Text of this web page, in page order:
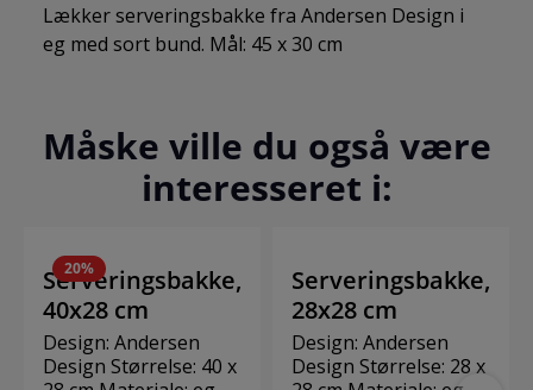
Lækker serveringsbakke fra Andersen Design i
eg med sort bund. Mål: 45 x 30 cm
Måske ville du også være
interesseret i:
20%
Serveringsbakke,
40x28 cm
Design: Andersen
Design Størrelse: 40 x
Serveringsbakke,
28x28 cm
Design: Andersen
Design Størrelse: 28 x